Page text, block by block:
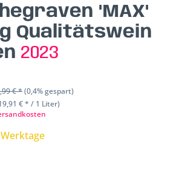
"MAX"
Qualitätswein
2023
€ *(0,4% gespart)
€ * / 1 Liter)